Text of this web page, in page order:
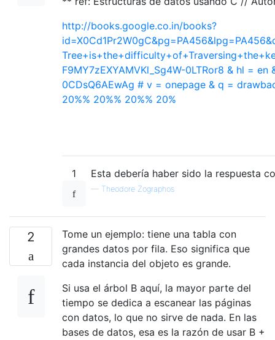
http://books.google.co.in/books?
F9MY7zEXYAMVKl_Sg4W-0LTRor8 & hl =
0CDsQ6AEwAg # v = onepage & q =
20%% 20%% 20%% 20%
1 Esta debería haber sido la respuesta
— Theodore Zographos
2
Tome un ejemplo: tiene una tabla con
grandes datos por fila. Eso significa que
cada instancia del objeto es grande.
Si usa el árbol B aquí, la mayor parte del
tiempo se dedica a escanear las páginas
con datos, lo que no sirve de nada. En las
bases de datos, esa es la razón de usar B +